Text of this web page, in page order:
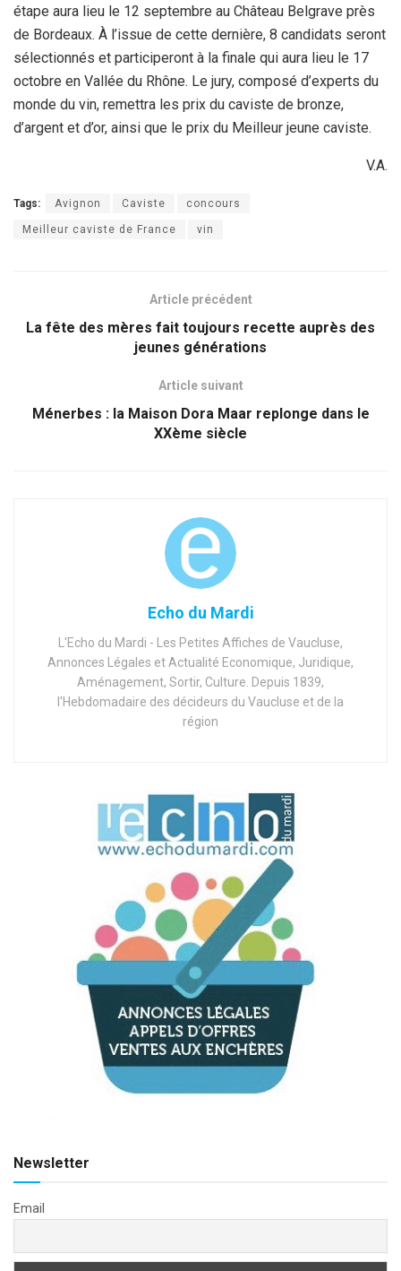
étape aura lieu le 12 septembre au Château Belgrave près
de Bordeaux. À l’issue de cette dernière, 8 candidats seront
sélectionnés et participeront à la finale qui aura lieu le 17
octobre en Vallée du Rhône. Le jury, composé d’experts du
monde du vin, remettra les prix du caviste de bronze,
d’argent et d’or, ainsi que le prix du Meilleur jeune caviste.
V.A.
Tags: Avignon Caviste concours
Meilleur caviste de France vin
Article précédent
La fête des mères fait toujours recette auprès des
jeunes générations
Article suivant
Ménerbes : la Maison Dora Maar replonge dans le
XXème siècle
Echo du Mardi
L'Echo du Mardi - Les Petites Affiches de Vaucluse,
Annonces Légales et Actualité Economique, Juridique,
Aménagement, Sortir, Culture. Depuis 1839,
l'Hebdomadaire des décideurs du Vaucluse et de la
région
Newsletter
Email